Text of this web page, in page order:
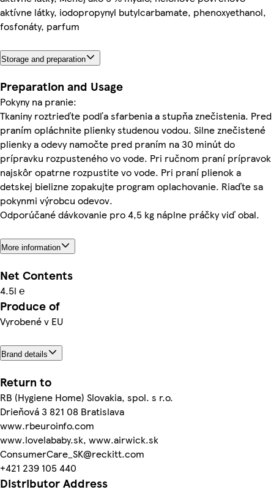
aktívne látky, iodopropynyl butylcarbamate, phenoxyethanol,
fosfonáty, parfum
Storage and preparation
Preparation and Usage
Pokyny na pranie:
Tkaniny roztrieďte podľa sfarbenia a stupňa znečistenia. Pred
praním opláchnite plienky studenou vodou. Silne znečistené
plienky a odevy namočte pred praním na 30 minút do
prípravku rozpusteného vo vode. Pri ručnom praní prípravok
najskôr opatrne rozpustite vo vode. Pri praní plienok a
detskej bielizne zopakujte program oplachovanie. Riaďte sa
pokynmi výrobcu odevov.
Odporúčané dávkovanie pro 4,5 kg náplne práčky viď obal.
More information
Net Contents
4.5l ℮
Produce of
Vyrobené v EU
Brand details
Return to
RB (Hygiene Home) Slovakia, spol. s r.o.
Drieňová 3 821 08 Bratislava
www.rbeuroinfo.com
www.lovelababy.sk, www.airwick.sk
ConsumerCare_SK@reckitt.com
+421 239 105 440
Distributor Address